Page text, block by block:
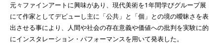
元々ファインアートに興味があり、現代美術を1年間学びグループ展
にて作家としてデビューし主に「公共」と「個」との境の曖昧さを表
出させる事により、人間や社会の存在意義や価値への批判を実験に的
にインスタレーション・パフォーマンスを用いて発表した。